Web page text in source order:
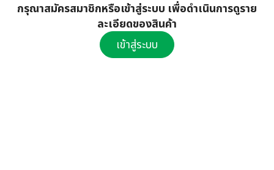
กรุณาสมัครสมาชิกหรือเข้าสู่ระบบ เพื่อดำเนินการดูราย
ละเอียดของสินค้า
เข้าสู่ระบบ